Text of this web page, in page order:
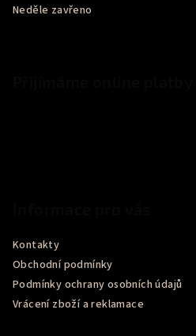
Neděle zavřeno
Kontakty
Obchodní podmínky
Podmínky ochrany osobních údajů
Vrácení zboží a reklamace